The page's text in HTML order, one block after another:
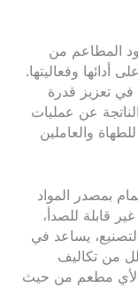
المطاعم من
أدائها وفعاليتها.
في تعزيز قدرة
عن عمليات
والعاملين
بمصدر المواد
قابلة للصدأ،
يساعد في
من تكاليف
لأي مطعم من حيث